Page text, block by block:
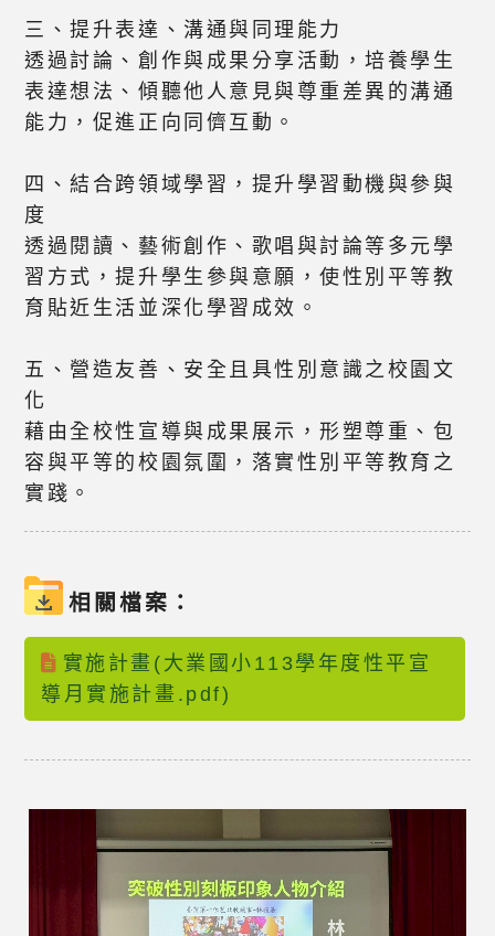
三、提升表達、溝通與同理能力
透過討論、創作與成果分享活動，培養學生
表達想法、傾聽他人意見與尊重差異的溝通
能力，促進正向同儕互動。
四、結合跨領域學習，提升學習動機與參與
度
透過閱讀、藝術創作、歌唱與討論等多元學
習方式，提升學生參與意願，使性別平等教
育貼近生活並深化學習成效。
五、營造友善、安全且具性別意識之校園文
化
藉由全校性宣導與成果展示，形塑尊重、包
容與平等的校園氛圍，落實性別平等教育之
實踐。
相關檔案：
實施計畫(大業國小113學年度性平宣
導月實施計畫.pdf)